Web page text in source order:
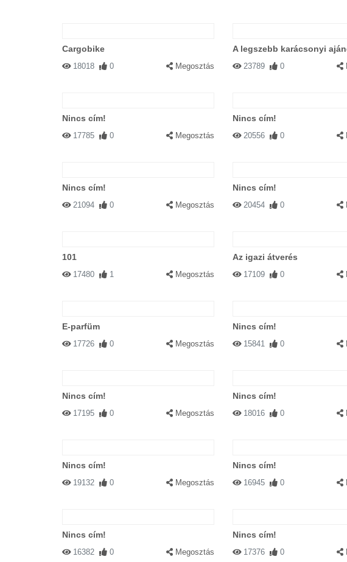
Cargobike
18018 0 Megosztás
A legszebb karácsonyi
23789 0
Nincs cím!
17785 0 Megosztás
Nincs cím!
20556 0
Nincs cím!
21094 0 Megosztás
Nincs cím!
20454 0
101
17480 1 Megosztás
Az igazi átverés
17109 0
E-parfüm
17726 0 Megosztás
Nincs cím!
15841 0
Nincs cím!
17195 0 Megosztás
Nincs cím!
18016 0
Nincs cím!
19132 0 Megosztás
Nincs cím!
16945 0
Nincs cím!
16382 0 Megosztás
Nincs cím!
17376 0